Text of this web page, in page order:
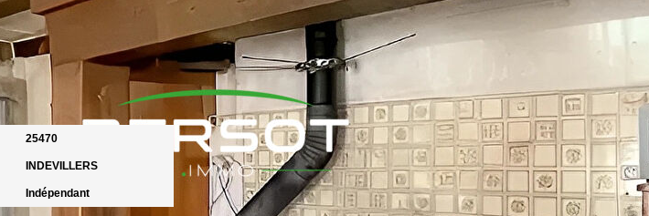
25470
INDEVILLERS
Indépendant